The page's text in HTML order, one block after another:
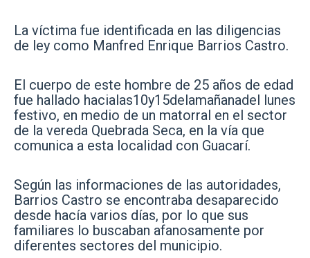
La víctima fue identificada en las diligencias
de ley como Manfred Enrique Barrios Castro.
El cuerpo de este hombre de 25 años de edad
fue hallado hacialas10y15delamañanadel lunes
festivo, en medio de un matorral en el sector
de la vereda Quebrada Seca, en la vía que
comunica a esta localidad con Guacarí.
Según las informaciones de las autoridades,
Barrios Castro se encontraba desaparecido
desde hacía varios días, por lo que sus
familiares lo buscaban afanosamente por
diferentes sectores del municipio.